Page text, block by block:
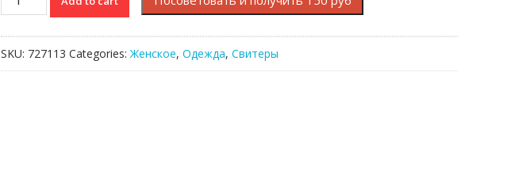
Lacoste
SKU: 727113 Categories:Женское, Одежда, Свитеры